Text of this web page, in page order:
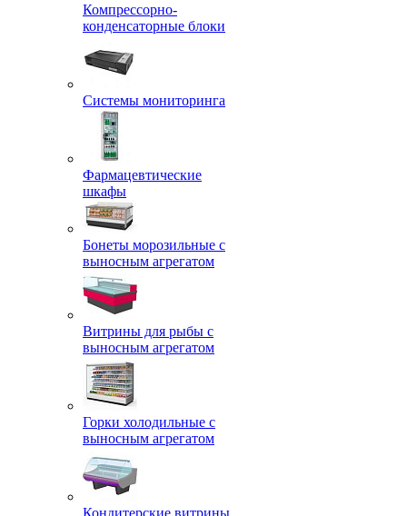
Компрессорно-
конденсаторные блоки
Системы мониторинга
Фармацевтические
шкафы
Бонеты морозильные с
выносным агрегатом
Витрины для рыбы с
выносным агрегатом
Горки холодильные с
выносным агрегатом
Кондитерские витрины